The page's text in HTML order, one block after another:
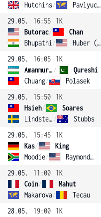
Hutchins/ Pavlyuchenkova
29.05.
16:55
1K
Butorac/
Chan
Bhupathi / Huber (1)
29.05.
16:05
1K
Amanmuradova /
Qureshi
Chuang/ Polasek
29.05.
15:50
1K
Hsieh/
Soares
Lindstedt / Stubbs
29.05.
15:45
1K
Kas/
King
Moodie/ Raymond (7)
29.05.
11:00
1K
Coin/
Mahut
Makarova/ Tecau
28.05.
19:00
1K